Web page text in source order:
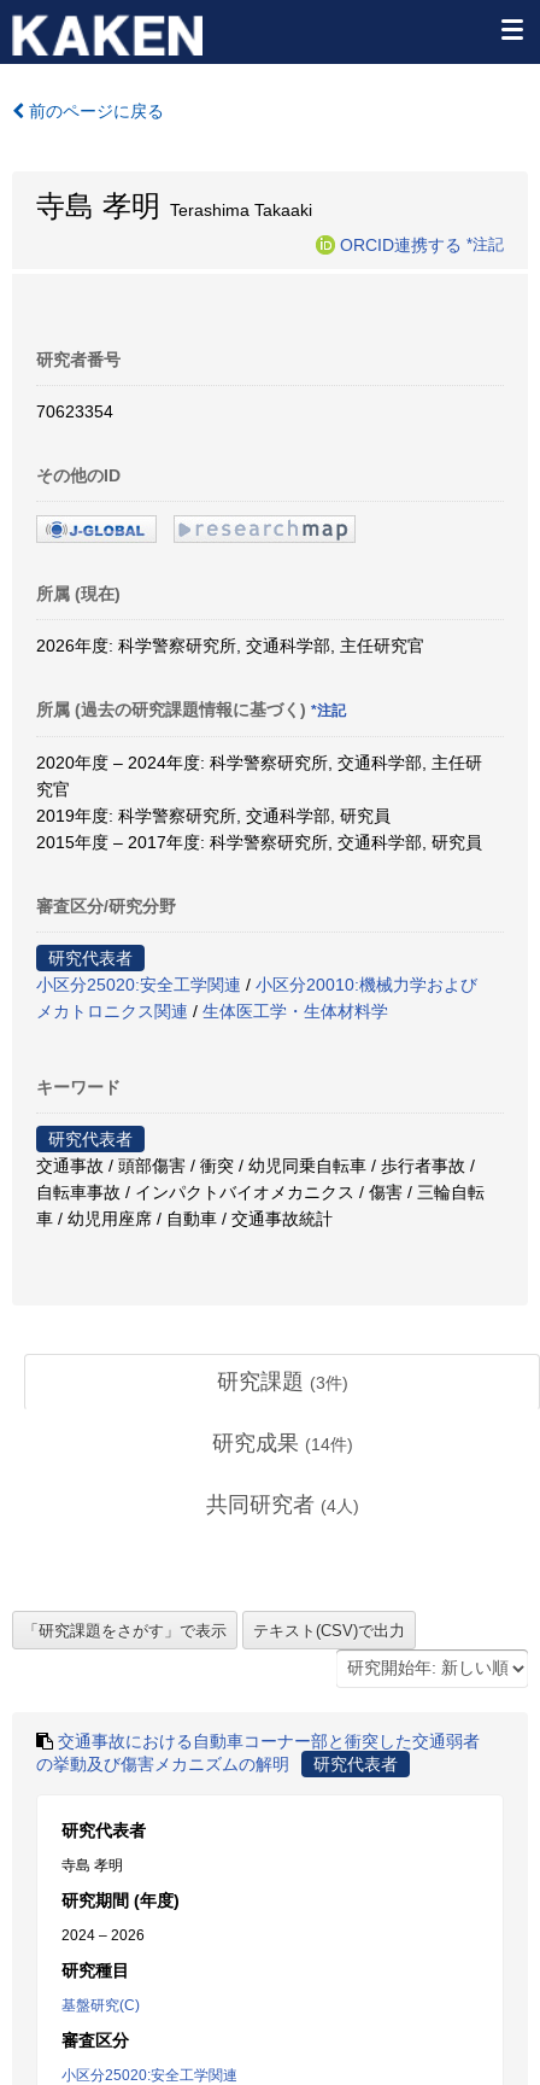
前のページに戻る
寺島 孝明
Terashima Takaaki
ORCID連携する *注記
研究者番号
70623354
その他のID
所属 (現在)
2026年度: 科学警察研究所, 交通科学部, 主任研究官
所属 (過去の研究課題情報に基づく) *注記
2020年度 – 2024年度: 科学警察研究所, 交通科学部, 主任研
究官
2019年度: 科学警察研究所, 交通科学部, 研究員
2015年度 – 2017年度: 科学警察研究所, 交通科学部, 研究員
審査区分/研究分野
研究代表者
小区分25020:安全工学関連 / 小区分20010:機械力学および
メカトロニクス関連 / 生体医工学・生体材料学
キーワード
研究代表者
交通事故 / 頭部傷害 / 衝突 / 幼児同乗自転車 / 歩行者事故 /
自転車事故 / インパクトバイオメカニクス / 傷害 / 三輪自転
車 / 幼児用座席 / 自動車 / 交通事故統計
研究課題 (3件)
研究成果 (14件)
共同研究者 (4人)
交通事故における自動車コーナー部と衝突した交通弱者
の挙動及び傷害メカニズムの解明
研究代表者
研究代表者
寺島 孝明
研究期間 (年度)
2024 – 2026
研究種目
基盤研究(C)
審査区分
小区分25020:安全工学関連